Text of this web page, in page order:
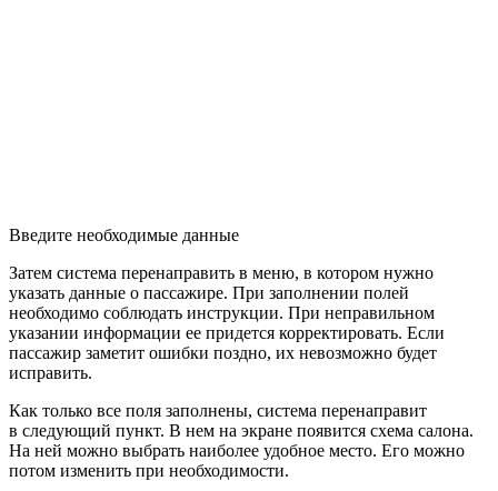
Введите необходимые данные
Затем система перенаправить в меню, в котором нужно
указать данные о пассажире. При заполнении полей
необходимо соблюдать инструкции. При неправильном
указании информации ее придется корректировать. Если
пассажир заметит ошибки поздно, их невозможно будет
исправить.
Как только все поля заполнены, система перенаправит
в следующий пункт. В нем на экране появится схема салона.
На ней можно выбрать наиболее удобное место. Его можно
потом изменить при необходимости.